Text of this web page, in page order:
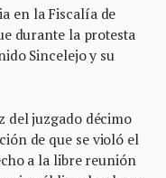
en la Fiscalía de
durante la protesta
Sincelejo y su
del juzgado décimo
de que se violó el
a la libre reunión